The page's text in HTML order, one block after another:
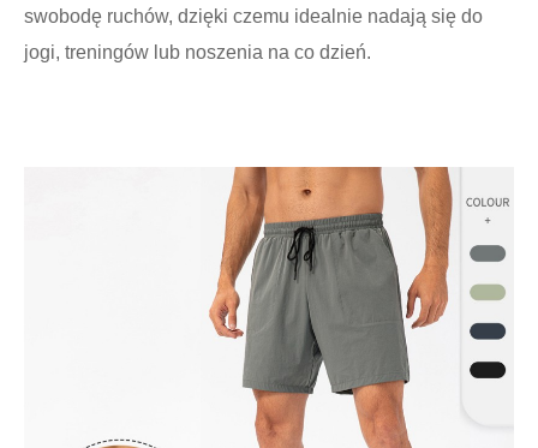
swobodę ruchów, dzięki czemu idealnie nadają się do
jogi, treningów lub noszenia na co dzień.